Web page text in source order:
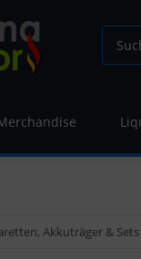
Akkuträger & Sets